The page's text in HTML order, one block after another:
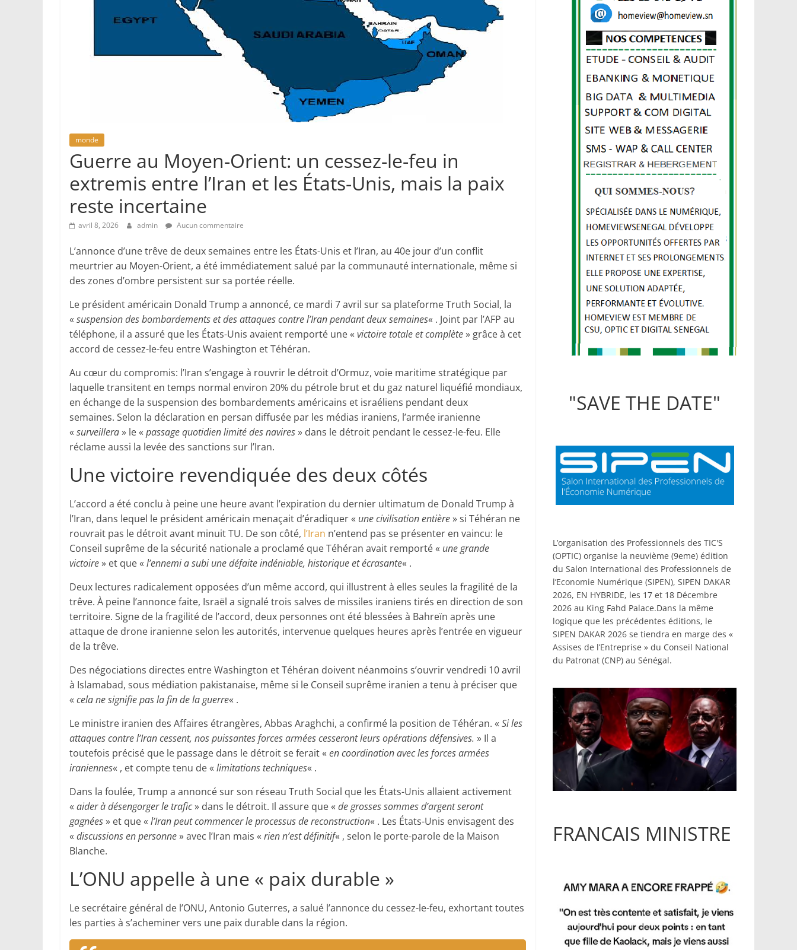
monde
Guerre au Moyen-Orient: un cessez-le-feu in
extremis entre l’Iran et les États-Unis, mais la paix
reste incertaine
avril 8, 2026 admin Aucun commentaire
L’annonce d’une trêve de deux semaines entre les États-Unis et l’Iran, au 40e jour d’un conflit
meurtrier au Moyen-Orient, a été immédiatement salué par la communauté internationale, même si
des zones d’ombre persistent sur sa portée réelle.
Le président américain Donald Trump a annoncé, ce mardi 7 avril sur sa plateforme Truth Social, la
« suspension des bombardements et des attaques contre l’Iran pendant deux semaines« . Joint par l’AFP au
téléphone, il a assuré que les États-Unis avaient remporté une « victoire totale et complète» grâce à cet
accord de cessez-le-feu entre Washington et Téhéran.
Au cœur du compromis: l’Iran s’engage à rouvrir le détroit d’Ormuz, voie maritime stratégique par
laquelle transitent en temps normal environ 20% du pétrole brut et du gaz naturel liquéfié mondiaux,
en échange de la suspension des bombardements américains et israéliens pendant deux
semaines. Selon la déclaration en persan diffusée par les médias iraniens, l’armée iranienne
« surveillera» le « passage quotidien limité des navires» dans le détroit pendant le cessez-le-feu. Elle
réclame aussi la levée des sanctions sur l’Iran.
Une victoire revendiquée des deux côtés
L’accord a été conclu à peine une heure avant l’expiration du dernier ultimatum de Donald Trump à
l’Iran, dans lequel le président américain menaçait d’éradiquer « une civilisation entière» si Téhéran ne
rouvrait pas le détroit avant minuit TU. De son côté, l’Iran n’entend pas se présenter en vaincu: le
Conseil suprême de la sécurité nationale a proclamé que Téhéran avait remporté « une grande
victoire» et que « l’ennemi a subi une défaite indéniable, historique et écrasante« .
Deux lectures radicalement opposées d’un même accord, qui illustrent à elles seules la fragilité de la
trêve. À peine l’annonce faite, Israël a signalé trois salves de missiles iraniens tirés en direction de son
territoire. Signe de la fragilité de l’accord, deux personnes ont été blessées à Bahreïn après une
attaque de drone iranienne selon les autorités, intervenue quelques heures après l’entrée en vigueur
de la trêve.
Des négociations directes entre Washington et Téhéran doivent néanmoins s’ouvrir vendredi 10 avril
à Islamabad, sous médiation pakistanaise, même si le Conseil suprême iranien a tenu à préciser que
« cela ne signifie pas la fin de la guerre« .
Le ministre iranien des Affaires étrangères, Abbas Araghchi, a confirmé la position de Téhéran. « Si les
attaques contre l’Iran cessent, nos puissantes forces armées cesseront leurs opérations défensives. » Il a
toutefois précisé que le passage dans le détroit se ferait « en coordination avec les forces armées
iraniennes« , et compte tenu de « limitations techniques« .
Dans la foulée, Trump a annoncé sur son réseau Truth Social que les États-Unis allaient activement
« aider à désengorger le trafic» dans le détroit. Il assure que « de grosses sommes d’argent seront
gagnées» et que « l’Iran peut commencer le processus de reconstruction« . Les États-Unis envisagent des
« discussions en personne» avec l’Iran mais « rien n’est définitif« , selon le porte-parole de la Maison
Blanche.
L’ONU appelle à une « paix durable »
Le secrétaire général de l’ONU, Antonio Guterres, a salué l’annonce du cessez-le-feu, exhortant toutes
les parties à s’acheminer vers une paix durable dans la région.
"SAVE THE DATE"
L’organisation des Professionnels des TIC'S
(OPTIC) organise la neuvième (9eme) édition
du Salon International des Professionnels de
l’Economie Numérique (SIPEN), SIPEN DAKAR
2026, EN HYBRIDE, les 17 et 18 Décembre
2026 au King Fahd Palace.Dans la même
logique que les précédentes éditions, le
SIPEN DAKAR 2026 se tiendra en marge des «
Assises de l’Entreprise » du Conseil National
du Patronat (CNP) au Sénégal.
FRANCAIS MINISTRE